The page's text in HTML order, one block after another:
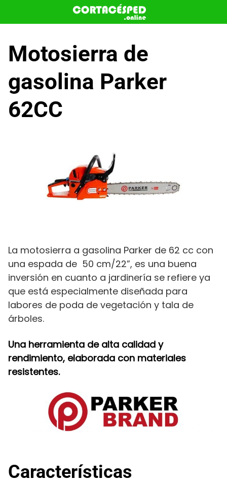
Motosierra de
gasolina Parker
62CC
La motosierra a gasolina Parker de 62 cc con
una espada de 50 cm/22”, es una buena
inversión en cuanto a jardinería se refiere ya
que está especialmente diseñada para
labores de poda de vegetación y tala de
árboles.
Una herramienta de alta calidad y
rendimiento, elaborada con materiales
resistentes.
Características